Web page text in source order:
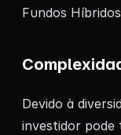
Fundos
Devido à
investidor pode